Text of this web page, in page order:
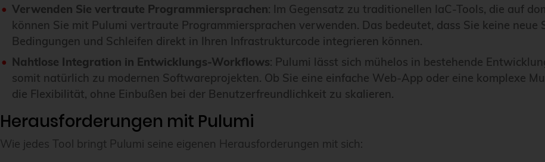
Verwenden Sie vertraute Programmiersprachen: Im Gegensatz zu traditionellen IaC-Tools, die auf
können Sie mit Pulumi vertraute Programmiersprachen verwenden. Das bedeutet, dass Sie keine
Bedingungen und Schleifen direkt in Ihren Infrastrukturcode integrieren können.
Nahtlose Integration in Entwicklungs-Workflows: Pulumi lässt sich mühelos in bestehende
somit natürlich zu modernen Softwareprojekten. Ob Sie eine einfache Web-App oder eine komplexe
die Flexibilität, ohne Einbußen bei der Benutzerfreundlichkeit zu skalieren.
Herausforderungen mit Pulumi
Wie jedes Tool bringt Pulumi seine eigenen Herausforderungen mit sich: